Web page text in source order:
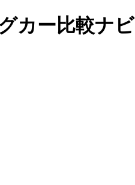
カー比較ナビ